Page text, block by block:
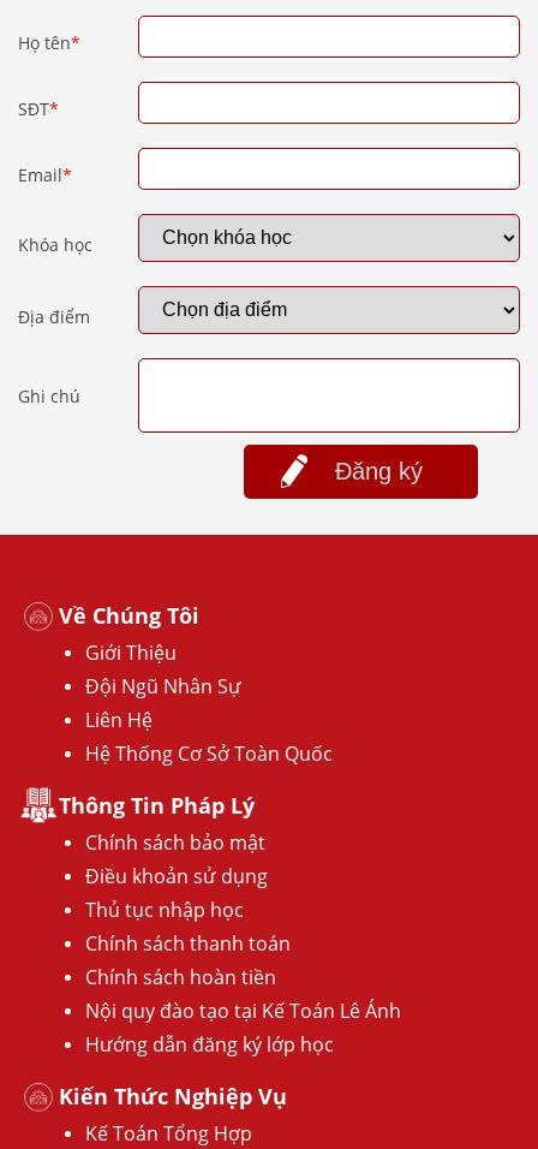
Họ tên*
SĐT*
Email*
Khóa học
Địa điểm
Ghi chú
Đăng ký
Về Chúng Tôi
Giới Thiệu
Đội Ngũ Nhân Sự
Liên Hệ
Hệ Thống Cơ Sở Toàn Quốc
Thông Tin Pháp Lý
Chính sách bảo mật
Điều khoản sử dụng
Thủ tục nhập học
Chính sách thanh toán
Chính sách hoàn tiền
Nội quy đào tạo tại Kế Toán Lê Ánh
Hướng dẫn đăng ký lớp học
Kiến Thức Nghiệp Vụ
Kế Toán Tổng Hợp